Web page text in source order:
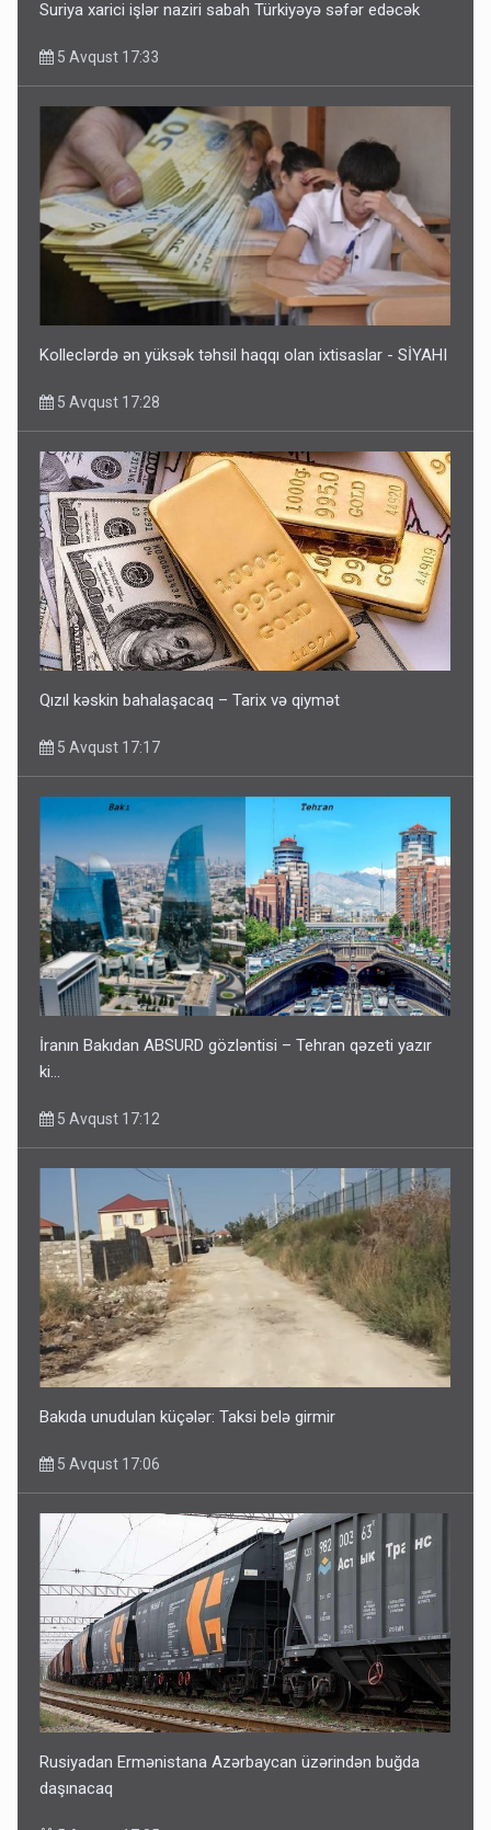
Suriya xarici işlər naziri sabah Türkiyəyə səfər edəcək
5 Avqust 17:33
Kolleclərdə ən yüksək təhsil haqqı olan ixtisaslar - SİYAHI
5 Avqust 17:28
Qızıl kəskin bahalaşacaq – Tarix və qiymət
5 Avqust 17:17
İranın Bakıdan ABSURD gözləntisi – Tehran qəzeti yazır
ki…
5 Avqust 17:12
Bakıda unudulan küçələr: Taksi belə girmir
5 Avqust 17:06
Rusiyadan Ermənistana Azərbaycan üzərindən buğda
daşınacaq